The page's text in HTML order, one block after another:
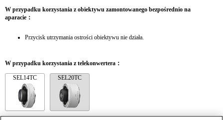
W przypadku korzystania z obiektywu zamontowanego bezpośrednio na
aparacie：
Przycisk utrzymania ostrości obiektywu nie działa.
W przypadku korzystania z telekonwertera：
SEL14TC SEL20TC